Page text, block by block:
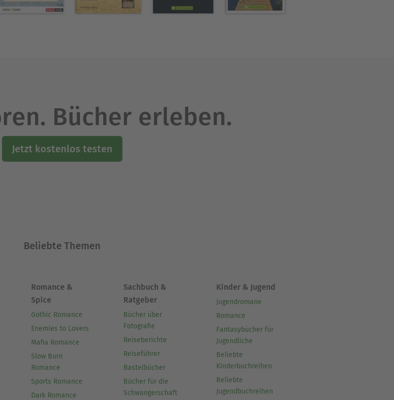
Bücher erleben.
Jetzt kostenlos testen
Beliebte Themen
Romance &
Spice
Gothic Romance
Enemies to Lovers
Mafia Romance
Slow Burn
Romance
Sports Romance
Dark Romance
Sachbuch &
Ratgeber
Bücher über
Fotografie
Reiseberichte
Reiseführer
Bastelbücher
Bücher für die
Schwangerschaft
Kinder & Jugend
Jugendromane
Romance
Fantasybücher für
Jugendliche
Beliebte
Kinderbuchreihen
Beliebte
Jugendbuchreihen